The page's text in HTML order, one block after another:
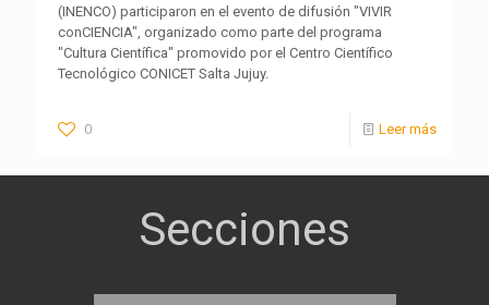
(INENCO) participaron en el evento de difusión "VIVIR
conCIENCIA", organizado como parte del programa
"Cultura Científica" promovido por el Centro Científico
Tecnológico CONICET Salta Jujuy.
0 Leer más